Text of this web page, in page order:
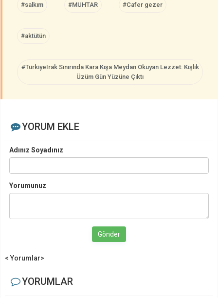
#salkım #MUHTAR #Cafer gezer
#aktütün
#TürkiyeIrak Sınırında Kara Kışa Meydan Okuyan Lezzet: Kışlık
Üzüm Gün Yüzüne Çıktı
YORUM EKLE
Adınız Soyadınız
Yorumunuz
Gönder
< Yorumlar>
YORUMLAR